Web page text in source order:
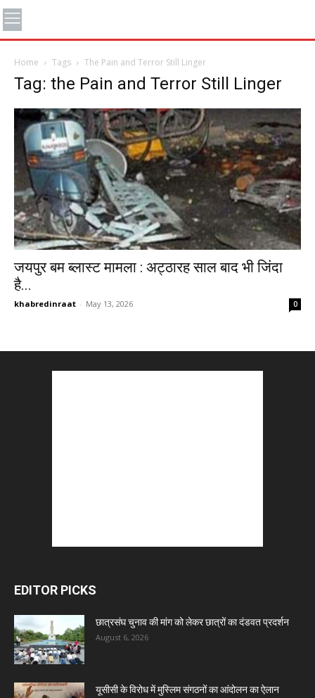
Home Tags The Pain and Terror Still Linger
Tag: the Pain and Terror Still Linger
जयपुर बम ब्लास्ट मामला : अट्ठारह साल बाद भी जिंदा
है...
khabredinraat - May 13, 2026 0
EDITOR PICKS
छात्रसंघ चुनाव की मांग को लेकर छात्रों का दंडवत प्रदर्शन
August 6, 2026
यूसीसी के विरोध में मुस्लिम संगठनों का आंदोलन का ऐलान